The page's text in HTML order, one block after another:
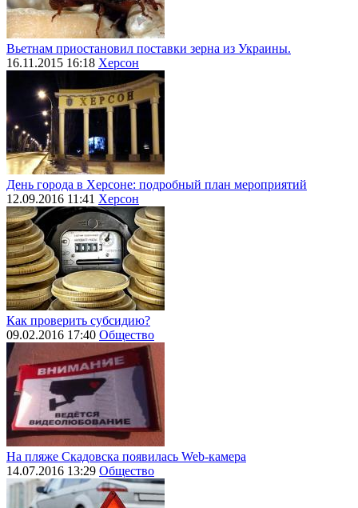
Вьетнам приостановил поставки зерна из Украины.
16.11.2015 16:18 Херсон
День города в Херсоне: подробный план мероприятий
12.09.2016 11:41 Херсон
Как проверить субсидию?
09.02.2016 17:40 Общество
На пляже Скадовска появилась Web-камера
14.07.2016 13:29 Общество